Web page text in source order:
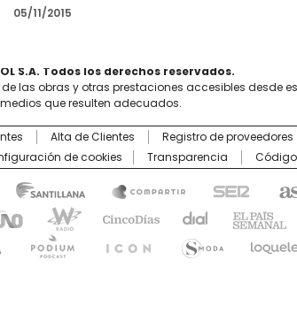
05/11/2015
S.A. Todos los derechos reservados.
de las obras y otras prestaciones accesibles desde
medios que resulten adecuados.
Alta de Clientes Registro de proveedores
de cookies Transparencia